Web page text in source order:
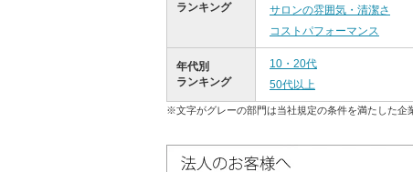
ランキング
サロンの雰囲気・清潔さ
コストパフォーマンス
年代別
ランキング
10・20代
50代以上
※文字がグレーの部門は当社規定の条件を満たした企